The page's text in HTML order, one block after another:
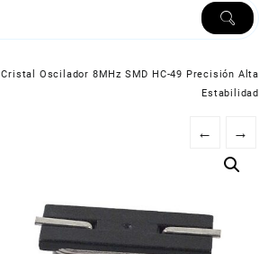
Cristal Oscilador 8MHz SMD HC-49 Precisión Alta
Estabilidad
← →